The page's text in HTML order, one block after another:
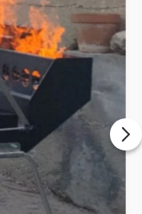
E' uno spettacolo